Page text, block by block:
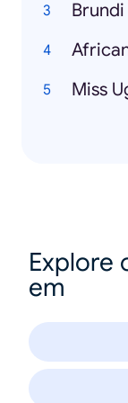
Miss
Explore
em